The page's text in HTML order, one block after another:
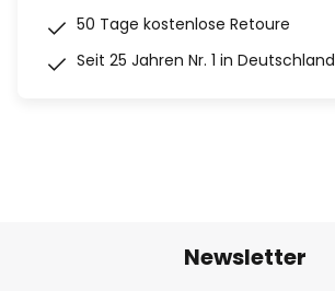
50 Tage kostenlose Retoure
Seit 25 Jahren Nr. 1 in Deutschland
Newsletter